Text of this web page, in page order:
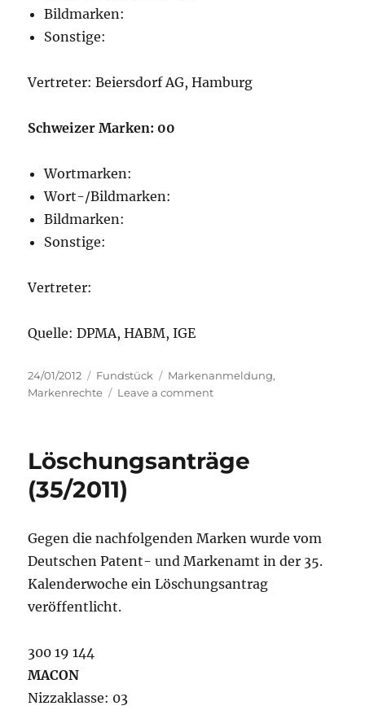
Bildmarken:
Sonstige:
Vertreter: Beiersdorf AG, Hamburg
Schweizer Marken: 00
Wortmarken:
Wort-/Bildmarken:
Bildmarken:
Sonstige:
Vertreter:
Quelle: DPMA, HABM, IGE
Posted
on
24/01/2012 Categories
Fundstück Tags
Markenanmeldung,
Markenrechte
Leave a commenton
wen?
Beiersdorf
Löschungsanträge
(35/2011)
Gegen die nachfolgenden Marken wurde vom
Deutschen Patent- und Markenamt in der 35.
Kalenderwoche ein Löschungsantrag
veröffentlicht.
300 19 144
MACON
Nizzaklasse: 03